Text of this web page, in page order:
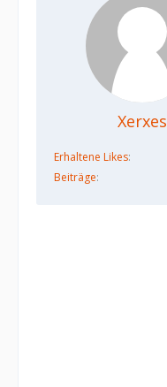
Xerxes
Erhaltene Likes
Beiträge